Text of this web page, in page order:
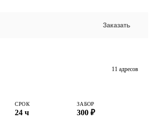
Заказать
11 адресов
СРОК
24 ч
ЗАБОР
300 ₽